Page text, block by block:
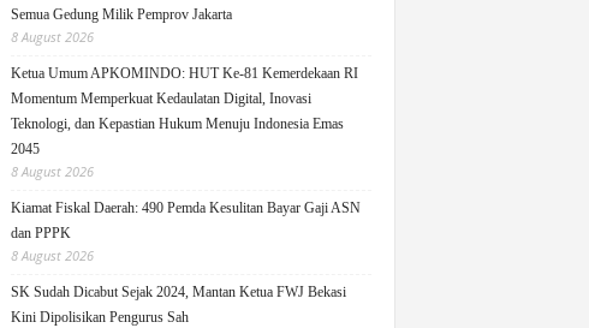
Semua Gedung Milik Pemprov Jakarta
8 August 2026
Ketua Umum APKOMINDO: HUT Ke-81 Kemerdekaan RI
Momentum Memperkuat Kedaulatan Digital, Inovasi
Teknologi, dan Kepastian Hukum Menuju Indonesia Emas
2045
8 August 2026
Kiamat Fiskal Daerah: 490 Pemda Kesulitan Bayar Gaji ASN
dan PPPK
8 August 2026
SK Sudah Dicabut Sejak 2024, Mantan Ketua FWJ Bekasi
Kini Dipolisikan Pengurus Sah